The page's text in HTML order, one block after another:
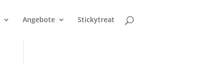
Angebote Stickytreat